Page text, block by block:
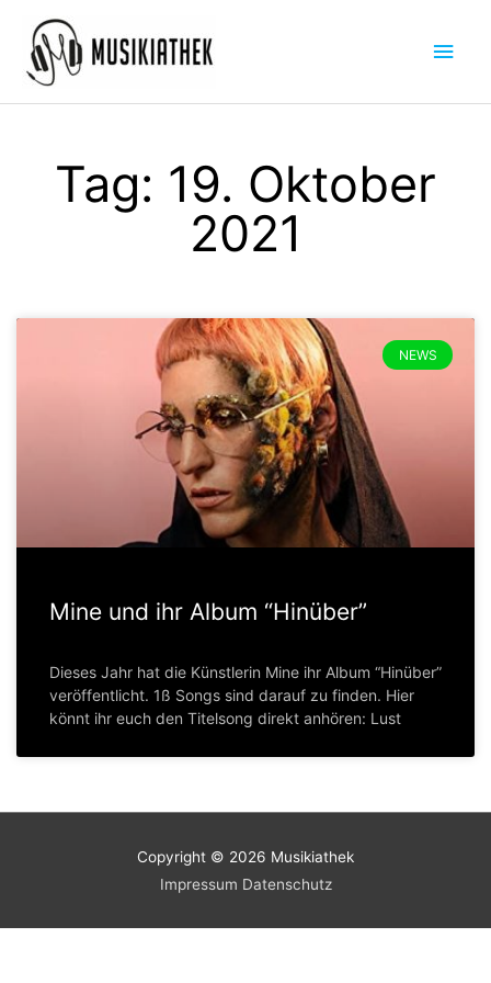
Inhalt
springen
Tag: 19. Oktober
2021
NEWS
Mine und ihr Album “Hinüber”
Dieses Jahr hat die Künstlerin Mine ihr Album “Hinüber”
veröffentlicht. 1ß Songs sind darauf zu finden. Hier
könnt ihr euch den Titelsong direkt anhören: Lust
Copyright © 2026 Musikiathek
Impressum Datenschutz